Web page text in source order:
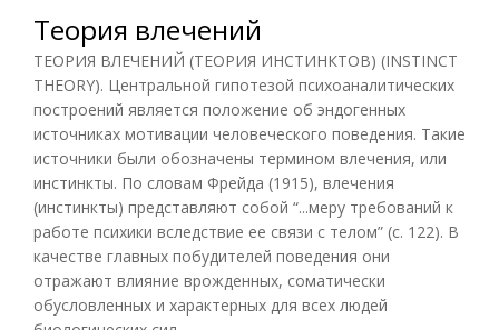
Теория влечений
ТЕОРИЯ ВЛЕЧЕНИЙ (ТЕОРИЯ ИНСТИНКТОВ) (INSTINCT
THEORY). Центральной гипотезой психоаналитических
построений является положение об эндогенных
источниках мотивации человеческого поведения. Такие
источники были обозначены термином влечения, или
инстинкты. По словам Фрейда (1915), влечения
(инстинкты) представляют собой “...меру требований к
работе психики вследствие ее связи с телом” (с. 122). В
качестве главных побудителей поведения они
отражают влияние врожденных, соматически
обусловленных и характерных для всех людей